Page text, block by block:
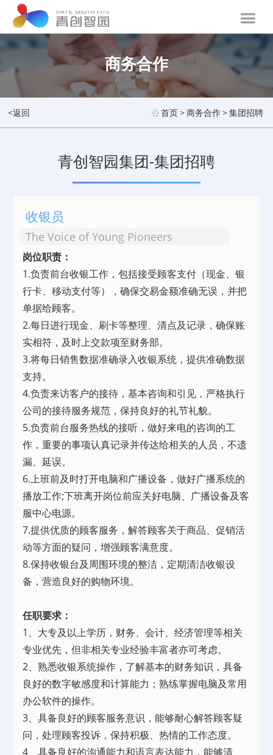
商务合作
<返回 首页>商务合作>集团招聘
青创智园集团-集团招聘
收银员
The Voice of Young Pioneers
岗位职责：
1.负责前台收银工作，包括接受顾客支付（现金、银
行卡、移动支付等），确保交易金额准确无误，并把
单据给顾客。
2.每日进行现金、刷卡等整理、清点及记录，确保账
实相符，及时上交款项至财务部。
3.将每日销售数据准确录入收银系统，提供准确数据
支持。
4.负责来访客户的接待，基本咨询和引见，严格执行
公司的接待服务规范，保持良好的礼节礼貌。
5.负责前台服务热线的接听，做好来电的咨询的工
作，重要的事项认真记录并传达给相关的人员，不遗
漏、延误。
6.上班前及时打开电脑和广播设备，做好广播系统的
播放工作;下班离开岗位前应关好电脑、广播设备及客
服中心电源。
7.提供优质的顾客服务，解答顾客关于商品、促销活
动等方面的疑问，增强顾客满意度。
8.保持收银台及周围环境的整洁，定期清洁收银设
备，营造良好的购物环境。
任职要求：
1、大专及以上学历，财务、会计、经济管理等相关
专业优先，但非相关专业经验丰富者亦可考虑。
2、熟悉收银系统操作，了解基本的财务知识，具备
良好的数字敏感度和计算能力；熟练掌握电脑及常用
办公软件的操作。
3、具备良好的顾客服务意识，能够耐心解答顾客疑
问，处理顾客投诉，保持积极、热情的工作态度。
4、具备良好的沟通能力和语言表达能力，能够清